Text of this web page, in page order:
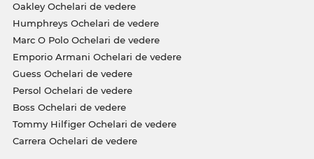
Oakley Ochelari de vedere
Humphreys Ochelari de vedere
Marc O Polo Ochelari de vedere
Emporio Armani Ochelari de vedere
Guess Ochelari de vedere
Persol Ochelari de vedere
Boss Ochelari de vedere
Tommy Hilfiger Ochelari de vedere
Carrera Ochelari de vedere